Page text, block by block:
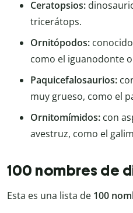
Ceratopsios:
tricerátops.
Ornitópodos:
como el iguanodonte
Paquicefalosaurios:
muy grueso, como el
Ornitomímidos: con
avestruz, como el
100 nombres de
Esta es una lista de 100